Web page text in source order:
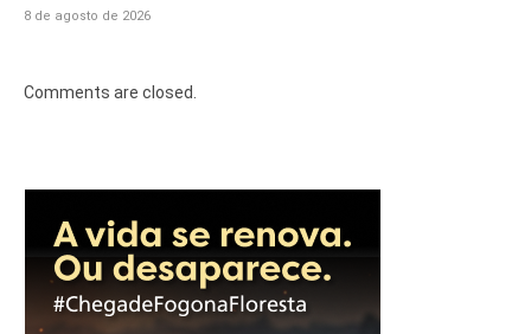
8 de agosto de 2026
Comments are closed.